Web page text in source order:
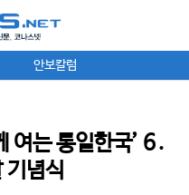
안보칼럼
여는 통일한국’ 6․
념식